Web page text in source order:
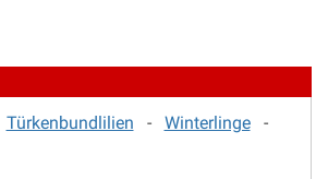
Türkenbundlilien - Winterlinge-